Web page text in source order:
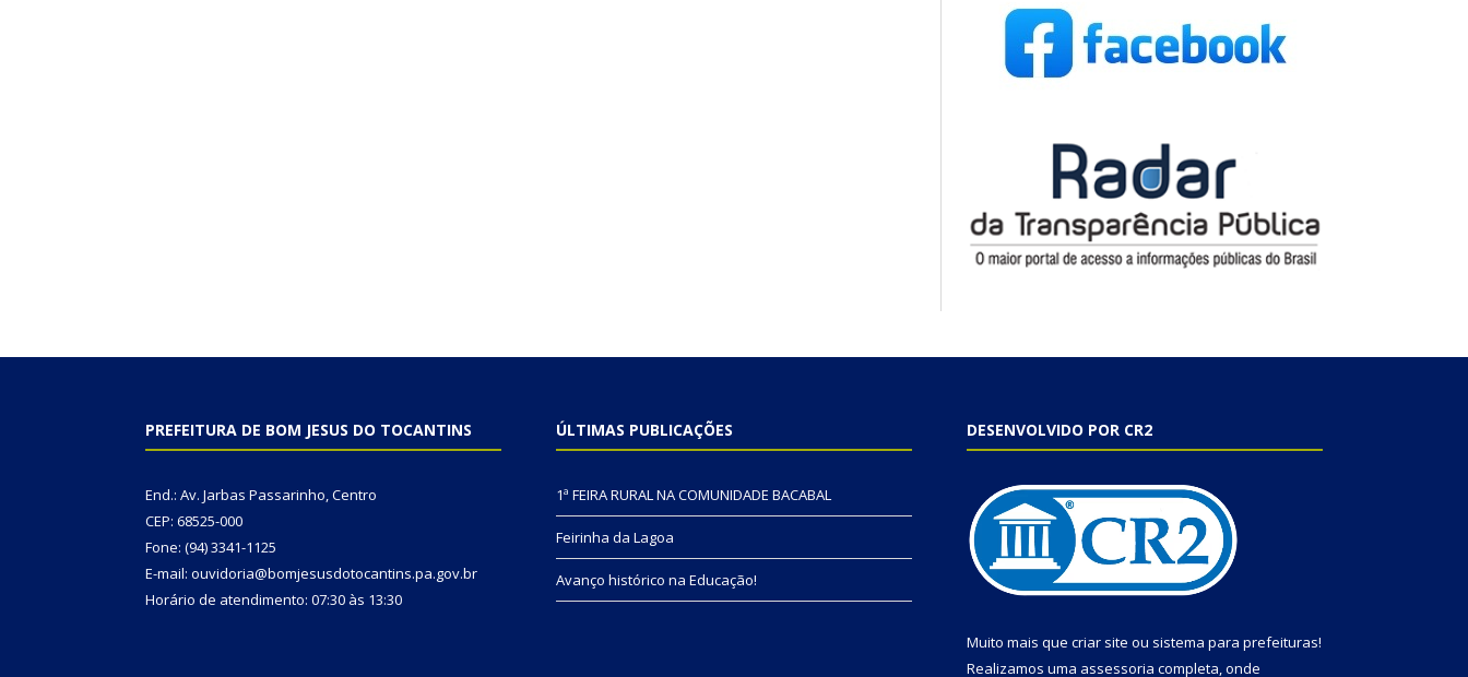
PREFEITURA DE BOM JESUS DO TOCANTINS
End.: Av. Jarbas Passarinho, Centro
CEP: 68525-000
Fone: (94) 3341-1125
E-mail: ouvidoria@bomjesusdotocantins.pa.gov.br
Horário de atendimento: 07:30 às 13:30
ÚLTIMAS PUBLICAÇÕES
1ª FEIRA RURAL NA COMUNIDADE BACABAL
Feirinha da Lagoa
Avanço histórico na Educação!
DESENVOLVIDO POR CR2
Muito mais que criar site ou sistema para prefeituras!
Realizamos uma assessoria completa, onde